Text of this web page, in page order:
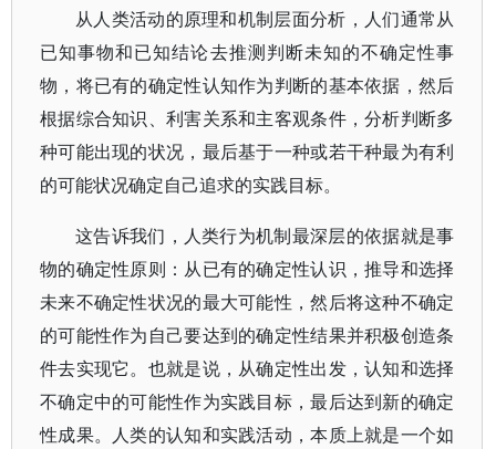
从人类活动的原理和机制层面分析，人们通常从
已知事物和已知结论去推测判断未知的不确定性事
物，将已有的确定性认知作为判断的基本依据，然后
根据综合知识、利害关系和主客观条件，分析判断多
种可能出现的状况，最后基于一种或若干种最为有利
的可能状况确定自己追求的实践目标。
这告诉我们，人类行为机制最深层的依据就是事
物的确定性原则：从已有的确定性认识，推导和选择
未来不确定性状况的最大可能性，然后将这种不确定
的可能性作为自己要达到的确定性结果并积极创造条
件去实现它。也就是说，从确定性出发，认知和选择
不确定中的可能性作为实践目标，最后达到新的确定
性成果。人类的认知和实践活动，本质上就是一个如